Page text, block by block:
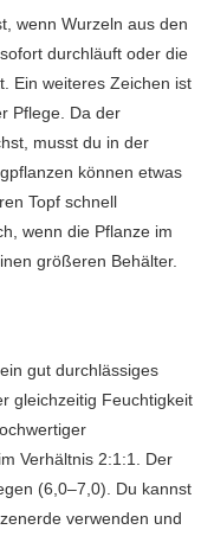
wenn Wurzeln aus den
durchläuft oder die
Ein weiteres Zeichen ist
Pflege. Da der
musst du in der
können etwas
Topf schnell
wenn die Pflanze im
größeren Behälter.
gut durchlässiges
gleichzeitig Feuchtigkeit
Verhältnis 2:1:1. Der
(6,0–7,0). Du kannst
verwenden und